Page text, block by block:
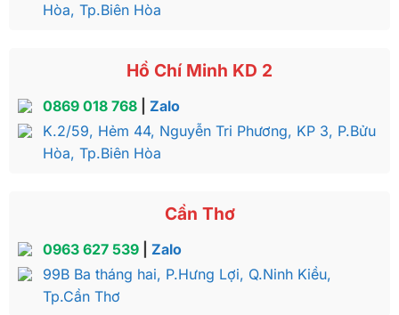
Hòa, Tp.Biên Hòa
Hồ Chí Minh KD 2
0869 018 768| Zalo
K.2/59, Hẻm 44, Nguyễn Tri Phương, KP 3, P.Bửu
Hòa, Tp.Biên Hòa
Cần Thơ
0963 627 539| Zalo
99B Ba tháng hai, P.Hưng Lợi, Q.Ninh Kiều,
Tp.Cần Thơ